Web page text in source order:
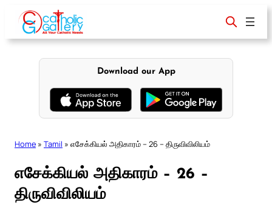
content
Download our App
Home » Tamil » எசேக்கியல் அதிகாரம் – 26 – திருவிவிலியம்
எசேக்கியல் அதிகாரம் – 26 –
திருவிவிலியம்